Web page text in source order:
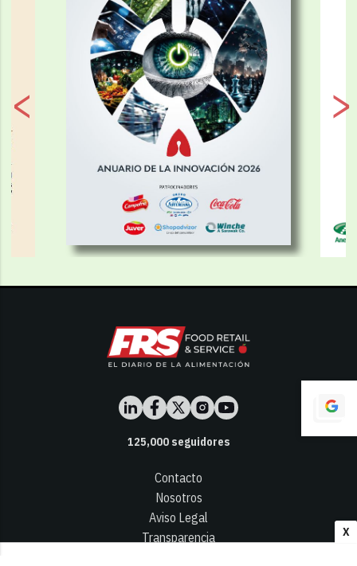
X
125,000seguidores
Contacto
Nosotros
Aviso Legal
Transparencia